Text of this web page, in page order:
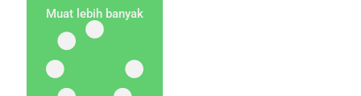
Muat lebih banyak